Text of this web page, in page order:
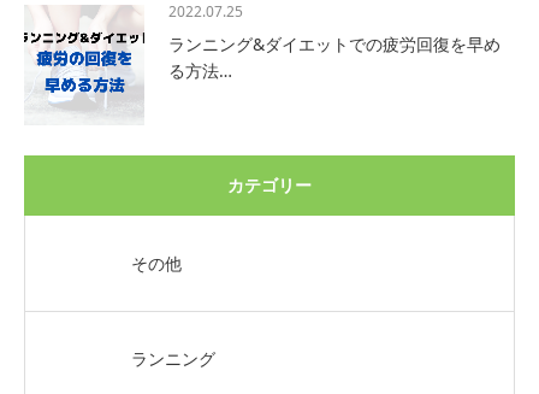
2022.07.25
ランニング&ダイエットでの疲労回復を早め
る方法…
カテゴリー
その他
ランニング